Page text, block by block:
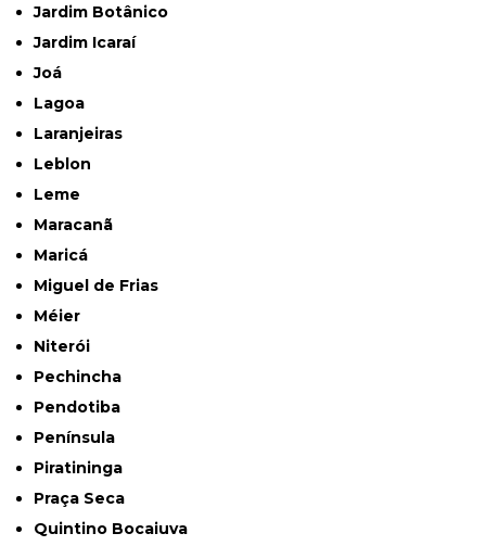
Jardim Botânico
Jardim Icaraí
Joá
Lagoa
Laranjeiras
Leblon
Leme
Maracanã
Maricá
Miguel de Frias
Méier
Niterói
Pechincha
Pendotiba
Península
Piratininga
Praça Seca
Quintino Bocaiuva